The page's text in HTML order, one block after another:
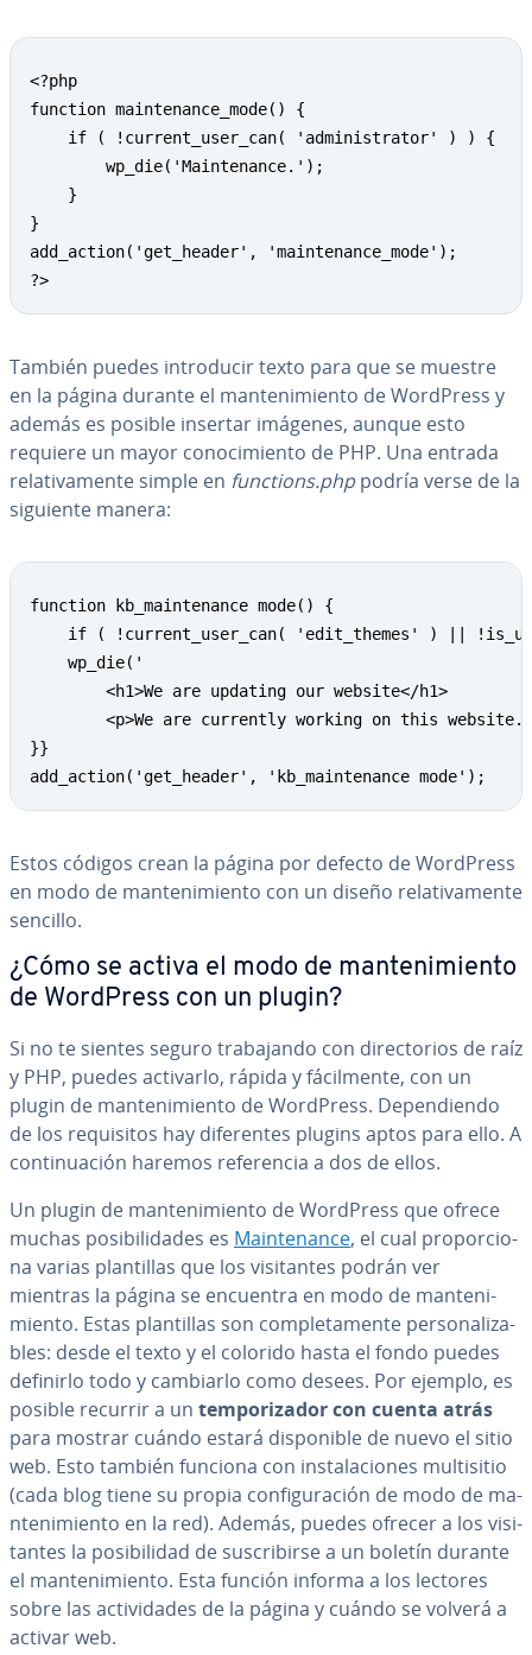
<?php
function maintenance_mode() {
    if ( !current_user_can( 'administrator' ) ) {
        wp_die('Maintenance.');
    }
}
add_action('get_header', 'maintenance_mode');
?>
También puedes in­tro­du­cir texto para que se muestre
en la página durante el ma­n­te­ni­mie­n­to de WordPress y
además es posible insertar imágenes, aunque esto
requiere un mayor co­no­ci­mie­n­to de PHP. Una entrada
re­la­ti­va­me­n­te simple en functions.phppodría verse de la
siguiente manera:
function kb_maintenance mode() {
if ( !current_user_can( 'edit_themes' ) ||
    wp_die('
        <h1>We are updating our website</h1>
<p>We are currently working on this
}}
add_action('get_header', 'kb_maintenance mode');
Estos códigos crean la página por defecto de WordPress
en modo de ma­n­te­ni­mie­n­to con un diseño re­la­ti­va­me­n­te
sencillo.
¿Cómo se activa el modo de ma­n­te­ni­mie­n­to
de WordPress con un plugin?
Si no te sientes seguro tra­ba­ja­n­do con di­re­c­to­rios de raíz
y PHP, puedes activarlo, rápida y fá­ci­l­me­n­te, con un
plugin de ma­n­te­ni­mie­n­to de WordPress. De­pe­n­die­n­do
de los re­qui­si­tos hay di­fe­re­n­tes plugins aptos para ello. A
co­n­ti­nua­ción haremos re­fe­re­n­cia a dos de ellos.
Un plugin de ma­n­te­ni­mie­n­to de WordPress que ofrece
muchas po­si­bi­li­da­des es Mai­n­te­na­n­ce, el cual pro­po­r­cio­
na varias pla­n­ti­llas que los vi­si­ta­n­tes podrán ver
mientras la página se encuentra en modo de ma­n­te­ni­
mie­n­to. Estas pla­n­ti­llas son co­m­ple­ta­me­n­te pe­r­so­na­li­za­
bles: desde el texto y el colorido hasta el fondo puedes
definirlo todo y cambiarlo como desees. Por ejemplo, es
posible recurrir a un te­m­po­ri­za­dor con cuenta atrás
para mostrar cuándo estará di­s­po­ni­ble de nuevo el sitio
web. Esto también funciona con in­s­ta­la­cio­nes mu­l­ti­si­tio
(cada blog tiene su propia co­n­fi­gu­ra­ción de modo de ma­
n­te­ni­mie­n­to en la red). Además, puedes ofrecer a los vi­si­
ta­n­tes la po­si­bi­li­dad de su­s­cri­bi­r­se a un boletín durante
el ma­n­te­ni­mie­n­to. Esta función informa a los lectores
sobre las ac­ti­vi­da­des de la página y cuándo se volverá a
activar web.